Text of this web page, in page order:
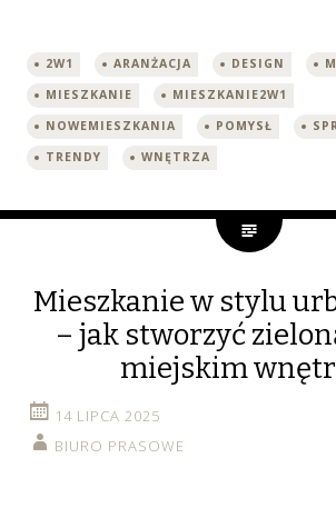
2W1 ARANŻACJA DESIGN
MIESZKANIE
MIESZKANIE2W1
NOWEMIESZKANIA
POMYSŁ
TRENDY
WNĘTRZA
Mieszkanie w stylu
– jak stworzyć
miejskim
14 LIPCA 2025
BIURO PRASOWE